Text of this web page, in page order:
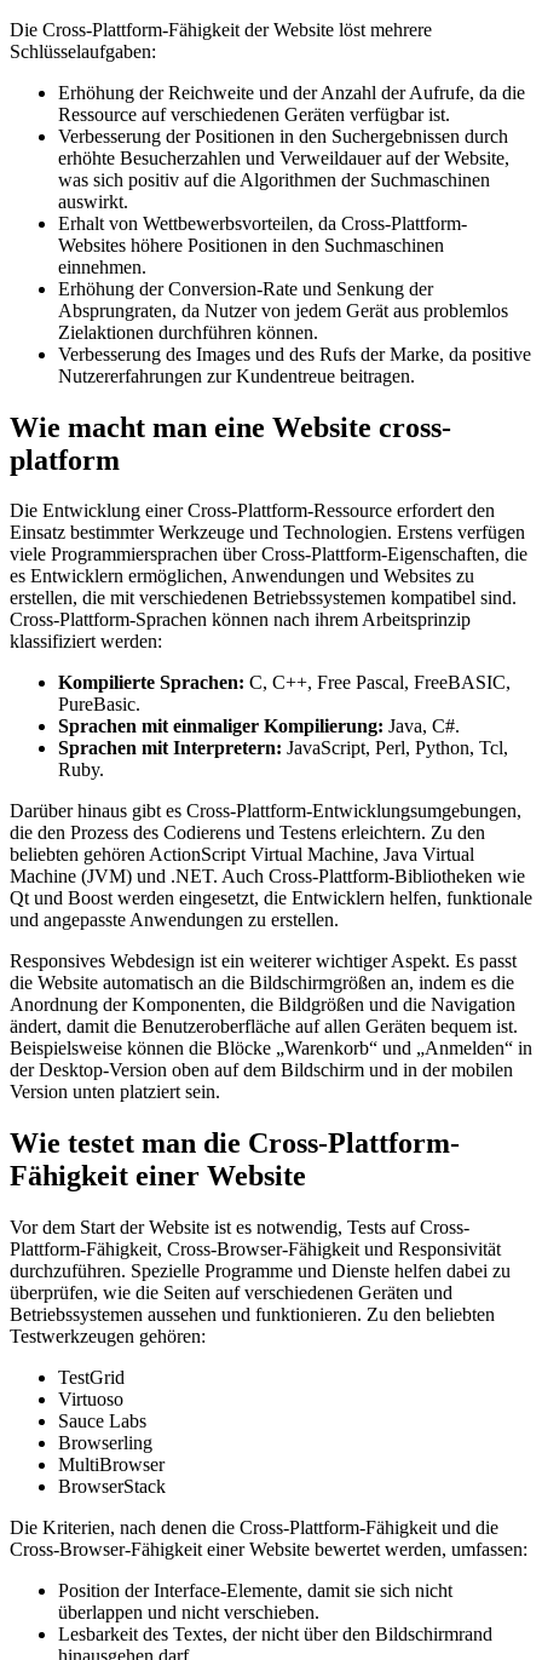
Die Cross-Plattform-Fähigkeit der Website löst mehrere
Schlüsselaufgaben:
Erhöhung der Reichweite und der Anzahl der Aufrufe, da die
Ressource auf verschiedenen Geräten verfügbar ist.
Verbesserung der Positionen in den Suchergebnissen durch
erhöhte Besucherzahlen und Verweildauer auf der Website,
was sich positiv auf die Algorithmen der Suchmaschinen
auswirkt.
Erhalt von Wettbewerbsvorteilen, da Cross-Plattform-
Websites höhere Positionen in den Suchmaschinen
einnehmen.
Erhöhung der Conversion-Rate und Senkung der
Absprungraten, da Nutzer von jedem Gerät aus problemlos
Zielaktionen durchführen können.
Verbesserung des Images und des Rufs der Marke, da positive
Nutzererfahrungen zur Kundentreue beitragen.
Wie macht man eine Website cross-
platform
Die Entwicklung einer Cross-Plattform-Ressource erfordert den
Einsatz bestimmter Werkzeuge und Technologien. Erstens verfügen
viele Programmiersprachen über Cross-Plattform-Eigenschaften, die
es Entwicklern ermöglichen, Anwendungen und Websites zu
erstellen, die mit verschiedenen Betriebssystemen kompatibel sind.
Cross-Plattform-Sprachen können nach ihrem Arbeitsprinzip
klassifiziert werden:
Kompilierte Sprachen: C, C++, Free Pascal, FreeBASIC,
PureBasic.
Sprachen mit einmaliger Kompilierung: Java, C#.
Sprachen mit Interpretern: JavaScript, Perl, Python, Tcl,
Ruby.
Darüber hinaus gibt es Cross-Plattform-Entwicklungsumgebungen,
die den Prozess des Codierens und Testens erleichtern. Zu den
beliebten gehören ActionScript Virtual Machine, Java Virtual
Machine (JVM) und .NET. Auch Cross-Plattform-Bibliotheken wie
Qt und Boost werden eingesetzt, die Entwicklern helfen, funktionale
und angepasste Anwendungen zu erstellen.
Responsives Webdesign ist ein weiterer wichtiger Aspekt. Es passt
die Website automatisch an die Bildschirmgrößen an, indem es die
Anordnung der Komponenten, die Bildgrößen und die Navigation
ändert, damit die Benutzeroberfläche auf allen Geräten bequem ist.
Beispielsweise können die Blöcke „Warenkorb“ und „Anmelden“ in
der Desktop-Version oben auf dem Bildschirm und in der mobilen
Version unten platziert sein.
Wie testet man die Cross-Plattform-
Fähigkeit einer Website
Vor dem Start der Website ist es notwendig, Tests auf Cross-
Plattform-Fähigkeit, Cross-Browser-Fähigkeit und Responsivität
durchzuführen. Spezielle Programme und Dienste helfen dabei zu
überprüfen, wie die Seiten auf verschiedenen Geräten und
Betriebssystemen aussehen und funktionieren. Zu den beliebten
Testwerkzeugen gehören:
TestGrid
Virtuoso
Sauce Labs
Browserling
MultiBrowser
BrowserStack
Die Kriterien, nach denen die Cross-Plattform-Fähigkeit und die
Cross-Browser-Fähigkeit einer Website bewertet werden, umfassen:
Position der Interface-Elemente, damit sie sich nicht
überlappen und nicht verschieben.
Lesbarkeit des Textes, der nicht über den Bildschirmrand